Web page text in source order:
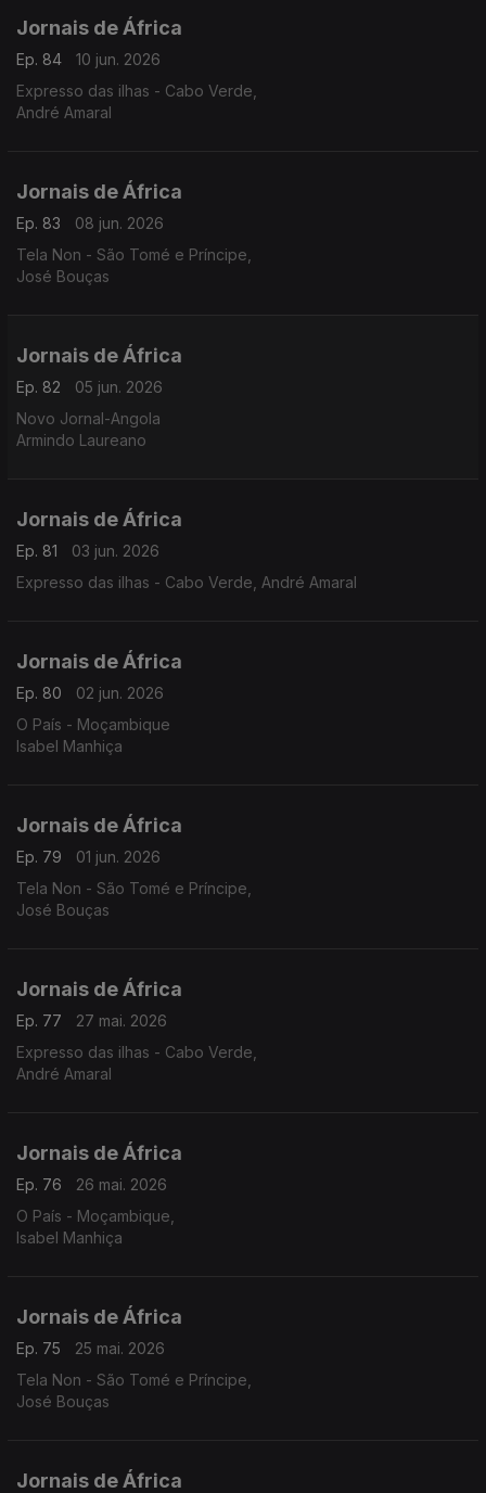
Jornais de África
Ep. 84
10 jun. 2026
Expresso das ilhas - Cabo Verde,
André Amaral
Jornais de África
Ep. 83
08 jun. 2026
Tela Non - São Tomé e Príncipe,
José Bouças
Jornais de África
Ep. 82
05 jun. 2026
Novo Jornal-Angola
Armindo Laureano
Jornais de África
Ep. 81
03 jun. 2026
Expresso das ilhas - Cabo Verde, André Amaral
Jornais de África
Ep. 80
02 jun. 2026
O País - Moçambique
Isabel Manhiça
Jornais de África
Ep. 79
01 jun. 2026
Tela Non - São Tomé e Príncipe,
José Bouças
Jornais de África
Ep. 77
27 mai. 2026
Expresso das ilhas - Cabo Verde,
André Amaral
Jornais de África
Ep. 76
26 mai. 2026
O País - Moçambique,
Isabel Manhiça
Jornais de África
Ep. 75
25 mai. 2026
Tela Non - São Tomé e Príncipe,
José Bouças
Jornais de África